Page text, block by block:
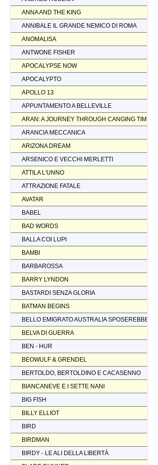
ANNA AND THE KING
ANNIBALE IL GRANDE NEMICO DI ROMA
ANOMALISA
ANTWONE FISHER
APOCALYPSE NOW
APOCALYPTO
APOLLO 13
APPUNTAMENTO A BELLEVILLE
ARAN: A JOURNEY THROUGH CANGING TIMES
ARANCIA MECCANICA
ARIZONA DREAM
ARSENICO E VECCHI MERLETTI
ATTILA L'UNNO
ATTRAZIONE FATALE
AVATAR
BABEL
BAD WORDS
BALLA COI LUPI
BAMBI
BARBAROSSA
BARRY LYNDON
BASTARDI SENZA GLORIA
BATMAN BEGINS
BELLO EMIGRATO AUSTRALIA SPOSEREBBE
BELVA DI GUERRA
BEN - HUR
BEOWULF & GRENDEL
BERTOLDO, BERTOLDINO E CACASENNO
BIANCANEVE E I SETTE NANI
BIG FISH
BILLY ELLIOT
BIRD
BIRDMAN
BIRDY - LE ALI DELLA LIBERTÀ